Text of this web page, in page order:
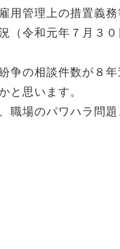
用管理上の措置義務
令和元年７月３
の相談件数が８年
と思います。
場のパワハラ問